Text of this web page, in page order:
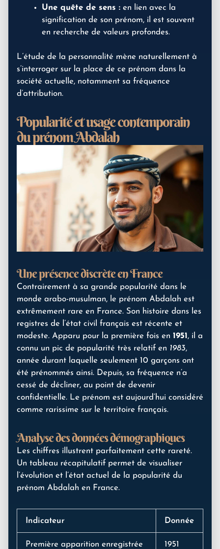
Une quête de sens : en lien avec la
signification de son prénom, il est souvent
en recherche de valeurs profondes.
L’étude de la personnalité mène naturellement à
s’interroger sur la place de ce prénom dans la
société actuelle, notamment sa fréquence
d’attribution.
Popularité et usage contemporain
du prénom Abdalah
Une présence discrète en France
Contrairement à sa grande popularité dans le
monde arabo-musulman, le prénom Abdalah est
extrêmement rare en France. Son histoire dans les
registres de l’état civil français est récente et
modeste. Apparu pour la première fois en 1951 , il a
connu un pic de popularité très relatif en 1983,
année durant laquelle seulement 10 garçons ont
été prénommés ainsi. Depuis, sa fréquence n’a
cessé de décliner, au point de devenir
confidentielle. Le prénom est aujourd’hui considéré
comme rarissime sur le territoire français.
Analyse des données démographiques
Les chiffres illustrent parfaitement cette rareté.
Un tableau récapitulatif permet de visualiser
l’évolution et l’état actuel de la popularité du
prénom Abdalah en France.
Indicateur Donnée
Première apparition enregistrée 1951